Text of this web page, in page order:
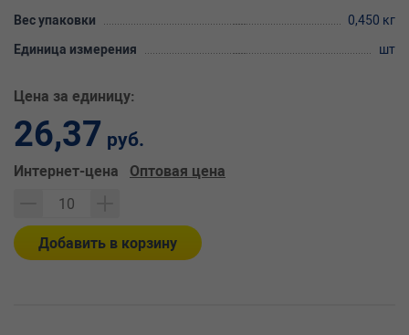
Вес упаковки
0,450 кг
Единица измерения
шт
Цена за единицу:
26,37 руб.
Интернет-цена Оптовая цена
Добавить в корзину